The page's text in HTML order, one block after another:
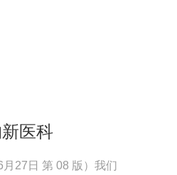
医科
27日 第 08 版）我们